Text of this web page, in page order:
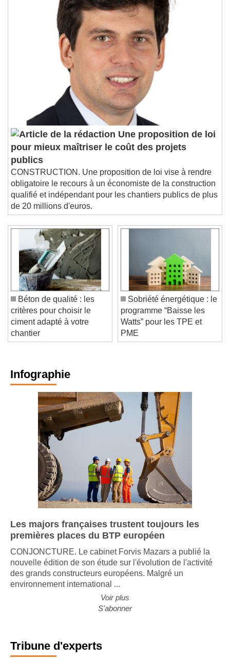
Une proposition de loi
pour mieux maîtriser le coût des projets
publics
CONSTRUCTION. Une proposition de loi vise à rendre
obligatoire le recours à un économiste de la construction
qualifié et indépendant pour les chantiers publics de plus
de 20 millions d'euros.
Béton de qualité : les
critères pour choisir le
ciment adapté à votre
chantier
Sobriété énergétique : le
programme “Baisse les
Watts” pour les TPE et
PME
Infographie
Les majors françaises trustent toujours les
premières places du BTP européen
CONJONCTURE. Le cabinet Forvis Mazars a publié la
nouvelle édition de son étude sur l'évolution de l'activité
des grands constructeurs européens. Malgré un
Voir plus
Tribune d'experts